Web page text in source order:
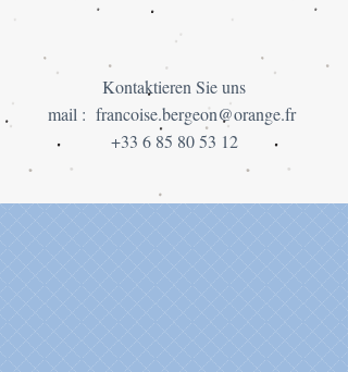
Kontaktieren Sie uns
mail : francoise.bergeon@orange.fr
+33 6 85 80 53 12